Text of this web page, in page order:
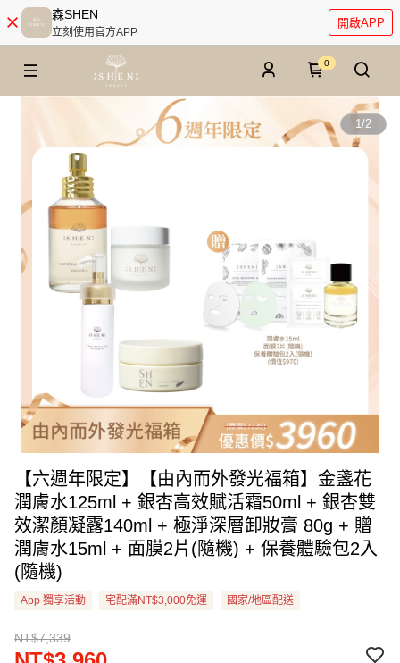
森SHEN
立刻使用官方APP
開啟APP
0
1/2
【六週年限定】【由內而外發光福箱】金盞花
潤膚水125ml + 銀杏高效賦活霜50ml + 銀杏雙
效潔顏凝露140ml + 極淨深層卸妝膏 80g + 贈
潤膚水15ml + 面膜2片(隨機) + 保養體驗包2入
(隨機)
App 獨享活動 宅配滿NT$3,000免運 國家/地區配送
NT$7,339